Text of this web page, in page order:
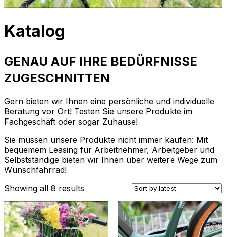
Inhalt
scrollen
Katalog
GENAU AUF IHRE BEDÜRFNISSE
ZUGESCHNITTEN
Gern bieten wir Ihnen eine persönliche und individuelle
Beratung vor Ort! Testen Sie unsere Produkte im
Fachgeschäft oder sogar Zuhause!
Sie müssen unsere Produkte nicht immer kaufen: Mit
bequemem Leasing für Arbeitnehmer, Arbeitgeber und
Selbstständige bieten wir Ihnen über weitere Wege zum
Wunschfahrrad!
Showing all 8 results